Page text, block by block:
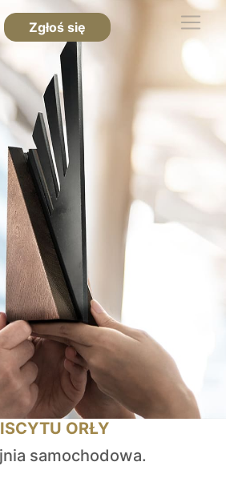
Zgłoś się
ORŁY
samochodowa.